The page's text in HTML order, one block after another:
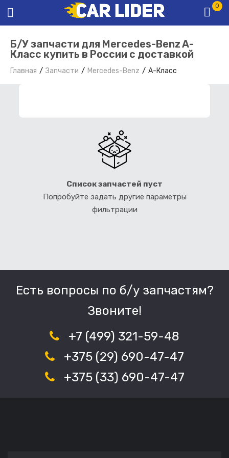
0
Б/У запчасти для Mercedes-Benz A-
Класс купить в России с доставкой
Главная Запчасти Mercedes-Benz A-Класс
Список запчастей пуст
Попробуйте задать другие параметры
фильтрации
Есть вопросы по б/у запчастям?
Звоните!
+7 (499) 321-59-48
+375 (29) 690-47-47
+375 (33) 690-47-47